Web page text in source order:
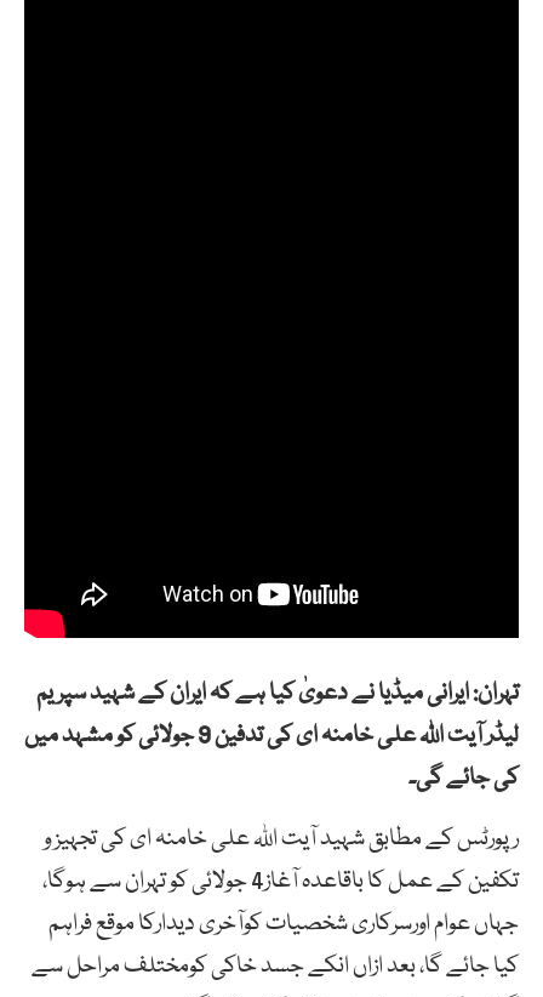
تہران: ایرانی میڈیا نے دعویٰ کیا ہے کہ ایران کے شہید سپریم
لیڈرآیت اللہ علی خامنہ ای
کی تدفین 9 جولائی کو مشہد میں
کی جائے گی۔
رپورٹس کے مطابق شہید آیت اللہ علی خامنہ ای کی تجہیز و
تکفین کے عمل کا باقاعدہ آغاز4 جولائی کو تہران سے ہوگا،
جہاں عوام اورسرکاری شخصیات کوآخری دیدارکا موقع فراہم
کیا جائے گا، بعد ازاں انکے جسد خاکی کومختلف مراحل سے